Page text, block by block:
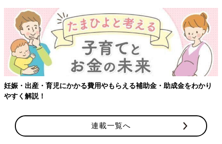
妊娠・出産・育児にかかる費用やもらえる補助金・助成金をわかり
やすく解説！
連載一覧へ